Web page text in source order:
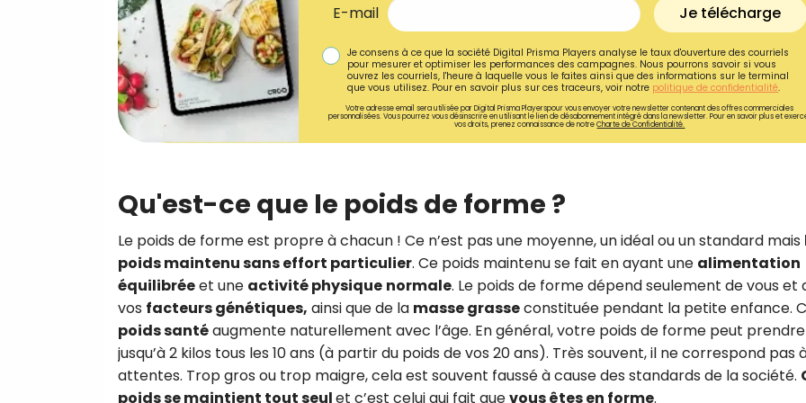
E-mail Je télécharge
Je consens à ce que la société Digital Prisma Players analyse le taux d'ouverture des courriels
pour mesurer et optimiser les performances des campagnes. Nous pourrons savoir si vous
ouvrez les courriels, l'heure à laquelle vous le faites ainsi que des informations sur le terminal
que vous utilisez. Pour en savoir plus sur ces traceurs, voir notre politique de confidentialité.
Votre adresse email sera utilisée par Digital Prisma Playerspour vous envoyer votre newsletter contenant des offres commerciales
personnalisées. Vous pourrez vous désinscrire en utilisant le lien de désabonnement intégré dans la newsletter. Pour en savoir plus et
vos droits, prenez connaissance de notreCharte de Confidentialité.
Qu'est-ce que le poids de forme ?
Le poids de forme est propre à chacun ! Ce n’est pas une moyenne, un idéal ou un standard mais
poids maintenu sans effort particulier. Ce poids maintenu se fait en ayant une alimentation
équilibréeet une activité physique normale. Le poids de forme dépend seulement de vous et
vos facteurs génétiques, ainsi que de la masse grasseconstituée pendant la petite enfance.
poids santéaugmente naturellement avec l’âge. En général, votre poids de forme peut prendre
jusqu’à 2 kilos tous les 10 ans (à partir du poids de vos 20 ans). Très souvent, il ne correspond pas
attentes. Trop gros ou trop maigre, cela est souvent faussé à cause des standards de la société.
poids se maintient tout seulet c’est celui qui fait quevous êtes en forme.
Recevez gratuitement
recettes inédites de
!
Ainsi que la newsletter